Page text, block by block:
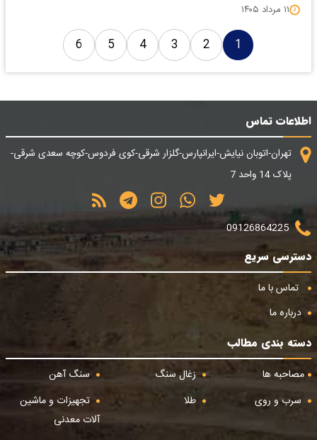
۱۱ مرداد ۱۴۰۵
1
2
3
4
5
6
اطلاعات تماس
تهران-اتوبان نیایش-ایرانپارس-گلزار شرقی-کوی فردوس-کوچه سعدی شرقی-
پلاک 14 واحد 7
09126864225
دسترسی سریع
تماس با ما
درباره ما
دسته بندی مطالب
مصاحبه ها
زغال سنگ
سنگ آهن
سرب و روی
طلا
تجهیزات و ماشین
آلات معدنی